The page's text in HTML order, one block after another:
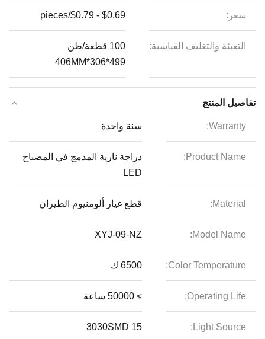
سعر: $0.69 - $0.79/pieces
التعبئة والتغليف القياسية:
100 قطعة/طن
499*306*406MM
تفاصيل المنتج
Warranty: سنة واحدة
Product Name:
دراجة نارية المدمج في المصباح
LED
Material: قطع غيار ألومنيوم الطيران
Model Name:
XYJ-09-NZ
Color Temperature: 6500 ك
Operating Life: ≥ 50000 ساعة
Light Source:
15 3030SMD